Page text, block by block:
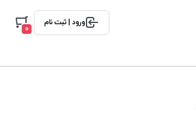
ورود | ثبت نام
0